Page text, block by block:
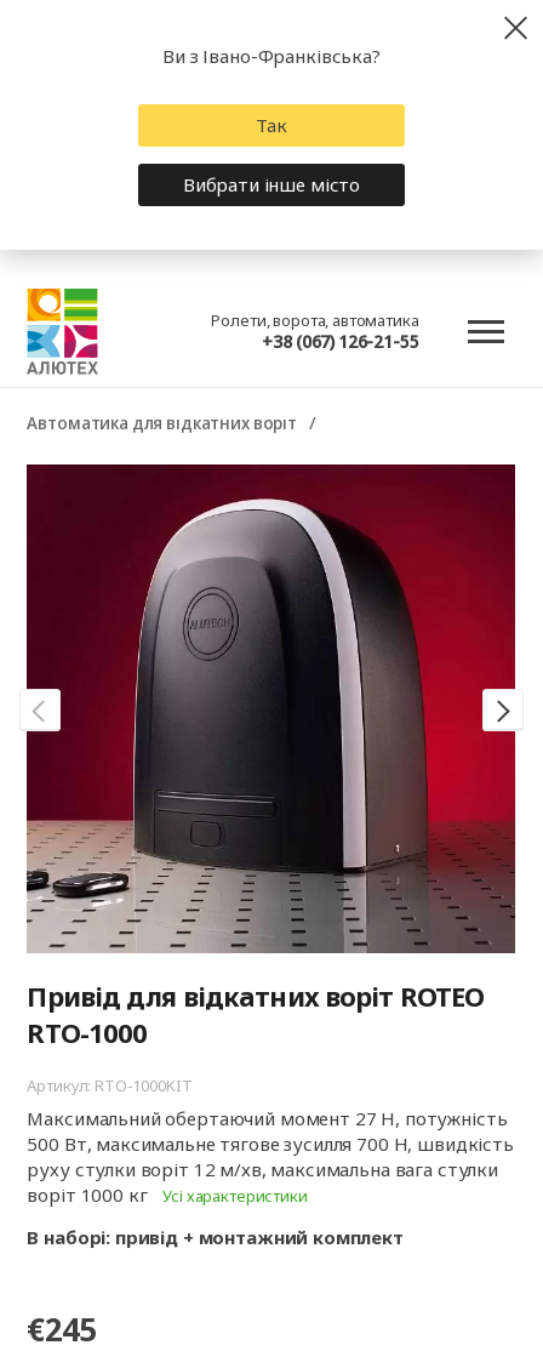
Ролети, ворота, автоматика
+38 (067) 126-21-55
Автоматика для відкатних воріт
Привід для відкатних воріт ROTEO
RTО-1000
Артикул: RTO-1000KIT
Максимальний обертаючий момент 27 H, потужність
500 Вт, максимальне тягове зусилля 700 Н, швидкість
руху стулки воріт 12 м/хв, максимальна вага стулки
воріт 1000 кг
Усі характеристики
В наборі: привід + монтажний комплект
€245
Ви з Івано-Франківська?
Так
Вибрати інше місто